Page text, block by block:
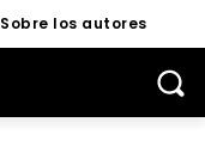
Sobre los autores